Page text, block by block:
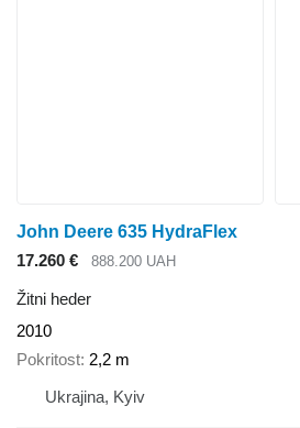
John Deere 635 HydraFlex
17.260 €
888.200 UAH
Žitni heder
2010
Pokritost 2,2 m
Ukrajina, Kyiv